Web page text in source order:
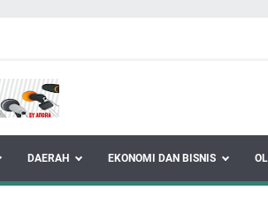
DAERAH EKONOMI DAN BISNIS